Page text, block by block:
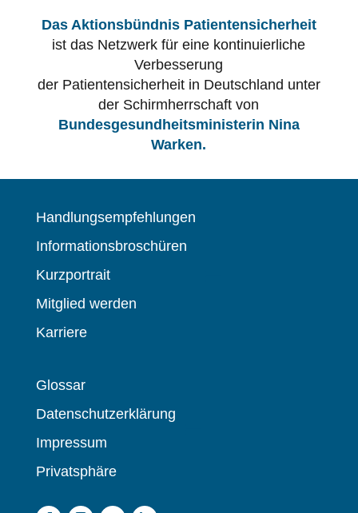
Das Aktionsbündnis Patientensicherheit
ist das Netzwerk für eine kontinuierliche
Verbesserung
der Patientensicherheit in Deutschland unter
der Schirmherrschaft von
Bundesgesundheitsministerin Nina
Warken.
Handlungsempfehlungen
Informationsbroschüren
Kurzportrait
Mitglied werden
Karriere
Glossar
Datenschutzerklärung
Impressum
Privatsphäre